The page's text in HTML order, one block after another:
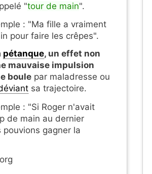
"tour de main".
: "Ma fille a vraiment
pour faire les crêpes".
pétanque, un effet non
mauvaise impulsion
boule par maladresse ou
sa trajectoire.
: "Si Roger n'avait
de main au dernier
pouvions gagner la